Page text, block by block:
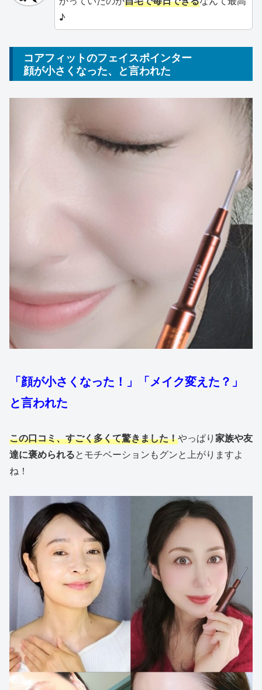
♪
コアフィットのフェイスポインター
顔が小さくなった、と言われた
「顔が小さくなった！」「メイク変えた？」
と言われた
この口コミ、すごく多くて驚きました！やっぱり家族や友
達に褒められるとモチベーションもグンと上がりますよ
ね！